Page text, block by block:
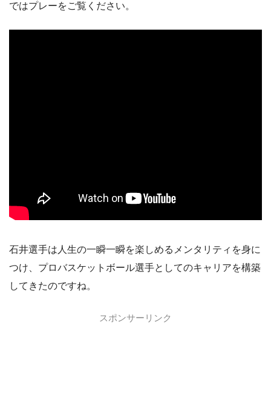
ではプレーをご覧ください。
石井選手は人生の一瞬一瞬を楽しめるメンタリティを身に
つけ、プロバスケットボール選手としてのキャリアを構築
してきたのですね。
スポンサーリンク